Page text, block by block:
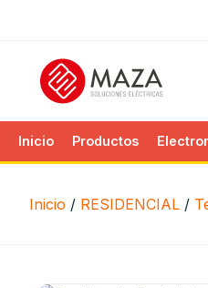
Inicio Productos
Inicio / RESIDENCIAL /